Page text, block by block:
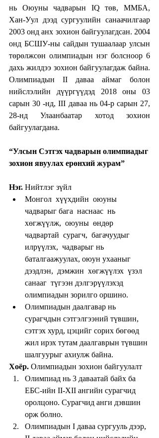
нь Оюуны чадварын IQ төв, ММБА,
Хан-Уул дээд сургуулийн санаачилгаар
2003 онд анх зохион байгуулагдсан. 2004
онд БСШУ-ны сайдын тушаалаар улсын
төрөлжсөн олимпиадын нэг болсноор 6
дахь жилдээ зохион байгуулагдаж байна.
Олимпиадын II даваа аймаг болон
нийслэлийн дүүргүүдэд 2018 оны 03
сарын 30 -нд, III даваа нь 04-р сарын 27,
28-нд Улаанбаатар хотод зохион
байгуулагдана.
“Улсын Сэтгэх чадварын олимпиадыг
зохион явуулах ерөнхий журам”
Нэг. Нийтлэг зүйл​
Монгол  хүүхдийн  оюуны
чадварыг бага  наснаас  нь
хөгжүүлж,  оюуны  өндөр
чадвартай  сурагч,  багачуудыг
илрүүлэх,  чадварыг нь
баталгаажуулах, оюун ухааныг
дээдлэн,  дэмжин  хөгжүүлэх  үзэл
санааг  түгээн дэлгэрүүлэхэд
олимпиадын зорилго оршино.
Олимпиадын даалгавар нь
сурагчдын сэтгэлгээний түвшин,
сэтгэх хурд, цэцийг сорих бөгөөд
жил ирэх тутам даалгаврын түвшин
шалгуурыг ахиулж байна.
Хоёр. Олимпиадын зохион байгуулалт
Олимпиад нь 3 даваатай байх ба
ЕБС-ийн II-XII ангийн сурагчид
оролцоно. Сурагчид анги дэвшин
орж болно.
Олимпиадын I даваа сургууль дээр,